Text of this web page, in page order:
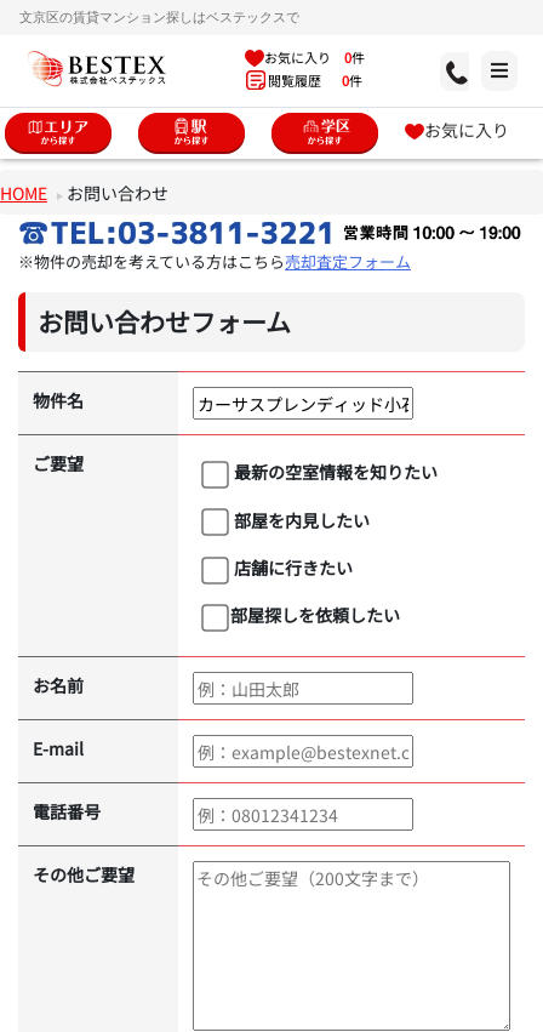
文京区の賃貸マンション探しはベステックスで
お気に入り 0件
閲覧履歴 0件
お気に入り
HOME お問い合わせ
※物件の売却を考えている方はこちら売却査定フォーム
お問い合わせフォーム
物件名
ご要望
最新の空室情報を知りたい
部屋を内見したい
店舗に行きたい
部屋探しを依頼したい
お名前
E-mail
電話番号
その他ご要望